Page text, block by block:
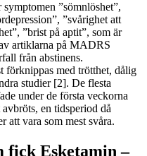
”sömnlöshet”,
”svårighet att
”brist på aptit”, som är
artiklarna på MADRS
från abstinens.
förknippas med trötthet, dålig
studier [2]. De flesta
under de första veckorna
en tidsperiod då
att vara som mest svåra.
fick Esketamin –